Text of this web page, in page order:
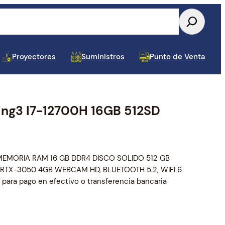
Tablets y Celulares
Almacenamiento Interno Componentes Varios
Conectividad USB
Accesorios para Monitor y TV
Toners y Cintas Cajas de
Papel y Etiquetas POS
Dispositivos de Audio y
Estuches, Mochilas y
UPS y APS Baterias para UPS
Repuestos para Laptop Repuestos para
Proyectores Suministros Punto de Venta
I7-12700H 16GB 512SD
RAM 16 GB DDR4 DISCO SOLIDO 512 GB
3050 4GB WEBCAM HD, BLUETOOTH 5.2, WIFI 6
para pago en efectivo o transferencia bancaria